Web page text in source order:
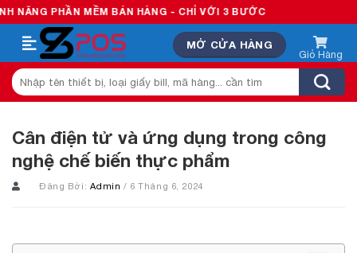
Skip
to
content
PHẦN MỀM BÁN HÀNG - CHỈ VỚI 3 BƯỚC
MỞ CỬA HÀNG
Tìm
kiếm:
Cân điện tử và ứng dụng trong công
nghệ chế biến thực phẩm
Đăng Bởi: Admin/ 6 Tháng 6, 2024